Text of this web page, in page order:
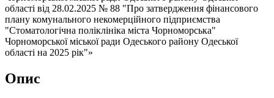
області від 28.02.2025 № 88 "Про затвердження фінансового
плану комунального некомерційного підприємства
"Стоматологічна поліклініка міста Чорноморська"
Чорноморської міської ради Одеського району Одеської
області на 2025 рік"»
Опис